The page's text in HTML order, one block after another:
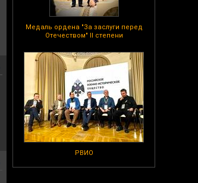
Медаль ордена "За заслуги перед
Отечеством" II степени
РВИО